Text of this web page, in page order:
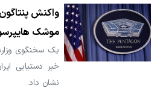
واکنش
موشک‌
یک سخنگوی
خبر دستیابی
نشان داد.